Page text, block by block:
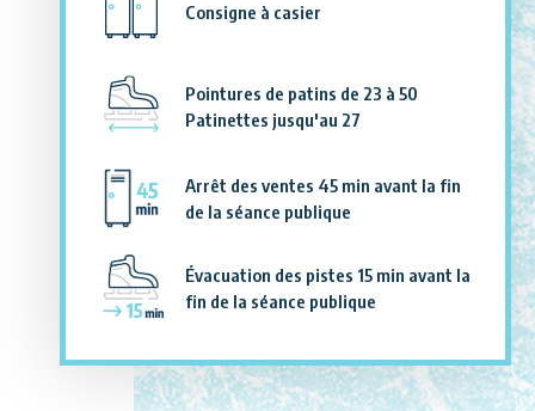
Consigne à casier
Pointures de patins de 23 à 50
Patinettes jusqu'au 27
Arrêt des ventes 45 min avant la fin
de la séance publique
Évacuation des pistes 15 min avant la
fin de la séance publique